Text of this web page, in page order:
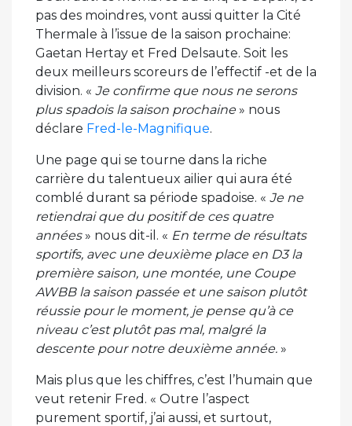
pas des moindres, vont aussi quitter la Cité
Thermale à l’issue de la saison prochaine:
Gaetan Hertay et Fred Delsaute. Soit les
deux meilleurs scoreurs de l’effectif -et de la
division. « Je confirme que nous ne serons
plus spadois la saison prochaine» nous
déclare Fred-le-Magnifique.
Une page qui se tourne dans la riche
carrière du talentueux ailier qui aura été
comblé durant sa période spadoise. « Je ne
retiendrai que du positif de ces quatre
années» nous dit-il. « En terme de résultats
sportifs, avec une deuxième place en D3 la
première saison, une montée, une Coupe
AWBB la saison passée et une saison plutôt
réussie pour le moment, je pense qu’à ce
niveau c’est plutôt pas mal, malgré la
descente pour notre deuxième année. »
Mais plus que les chiffres, c’est l’humain que
veut retenir Fred. « Outre l’aspect
purement sportif, j’ai aussi, et surtout,